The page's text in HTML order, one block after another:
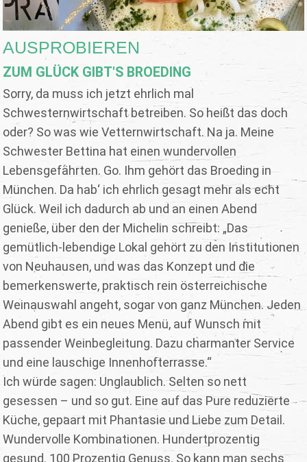
AUSPROBIEREN
ZUM GLÜCK GIBT'S BROEDING
Sorry, da muss ich jetzt ehrlich mal
Schwesternwirtschaft betreiben. So heißt das doch
oder? So was wie Vetternwirtschaft. Na ja. Meine
Schwester Bettina hat einen wundervollen
Lebensgefährten. Go. Ihm gehört das Broeding in
München. Da hab‘ ich ehrlich gesagt mehr als echt
Glück. Weil ich dadurch ab und an einen Abend
genieße, über den der Michelin schreibt: „Das
gemütlich-lebendige Lokal gehört zu den Institutionen
von Neuhausen, und was das Konzept und die
bemerkenswerte, praktisch rein österreichische
Weinauswahl angeht, sogar von ganz München. Jeden
Abend gibt es ein neues Menü, auf Wunsch mit
passender Weinbegleitung. Dazu charmanter Service
und eine lauschige Innenhofterrasse.“
Ich würde sagen: Unglaublich. Selten so nett
gesessen – und so gut. Eine auf das Pure reduzierte
Küche, gepaart mit Phantasie und Liebe zum Detail.
Wundervolle Kombinationen. Hundertprozentig
gesund. 100 Prozentig Genuss. So kann man sechs